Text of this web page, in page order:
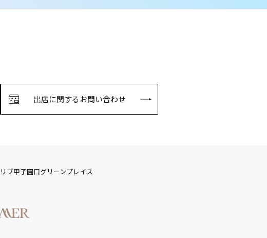
出店に関するお問い合わせ
リブ甲子園口グリーンプレイス